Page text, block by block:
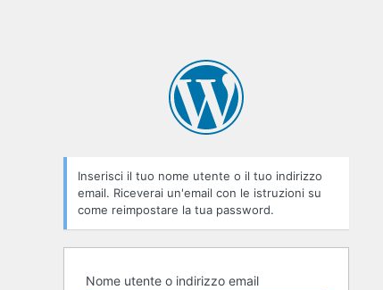
Inserisci il tuo nome utente o il tuo indirizzo
email. Riceverai un'email con le istruzioni su
come reimpostare la tua password.
Nome utente o indirizzo email